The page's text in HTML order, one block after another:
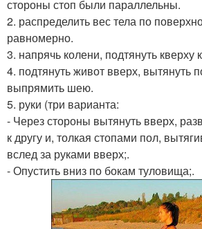
стороны стоп были параллельны.
2. распределить вес тела по
равномерно.
3. напрячь колени, подтянуть
4. подтянуть живот вверх, вытянуть
выпрямить шею.
5. руки (три варианта:
- Через стороны вытянуть вверх,
к другу и, толкая стопами пол,
вслед за руками вверх;.
- Опустить вниз по бокам туловища;.